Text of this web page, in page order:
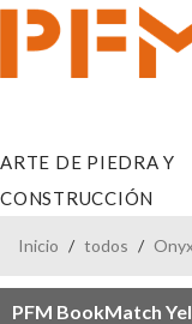
ARTE DE PIEDRA Y
CONSTRUCCIÓN
Inicio / todos /
PFM BookMatch